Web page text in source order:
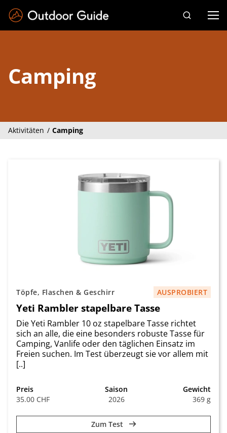
Camping
Aktivitäten Camping
Töpfe, Flaschen & Geschirr AUSPROBIERT
Yeti Rambler stapelbare Tasse
Die Yeti Rambler 10 oz stapelbare Tasse richtet
sich an alle, die eine besonders robuste Tasse für
Camping, Vanlife oder den täglichen Einsatz im
Freien suchen. Im Test überzeugt sie vor allem mit
[..]
Preis
35.00 CHF
Saison
2026
Gewicht
369 g
Zum Test